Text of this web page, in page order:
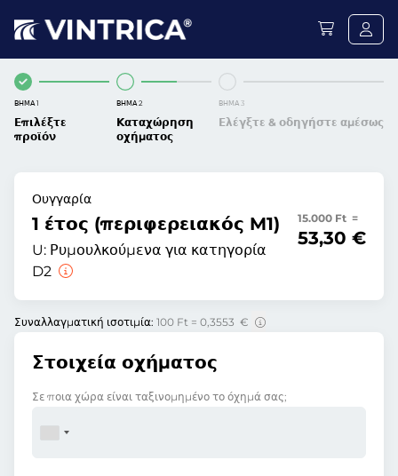
ΒΉΜΑ 1
Επιλέξτε
προϊόν
ΒΉΜΑ 2
Καταχώρηση
οχήματος
ΒΉΜΑ 3
Ελέγξτε & οδηγήστε αμέσως
Ουγγαρία
1 έτος (περιφερειακός M1)
U: Ρυμουλκούμενα για κατηγορία
D2
15.000 Ft =
53,30 €
Συναλλαγματική ισοτιμία: 100 Ft = 0,3553 €
Στοιχεία οχήματος
Σε ποια χώρα είναι ταξινομημένο το όχημά σας;